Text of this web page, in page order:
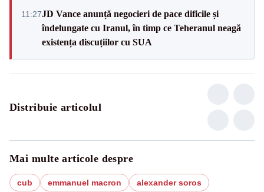
11:27JD Vance anunță negocieri de pace dificile și
îndelungate cu Iranul, în timp ce Teheranul neagă
existența discuțiilor cu SUA
Distribuie articolul
Mai multe articole despre
cub emmanuel macron alexander soros